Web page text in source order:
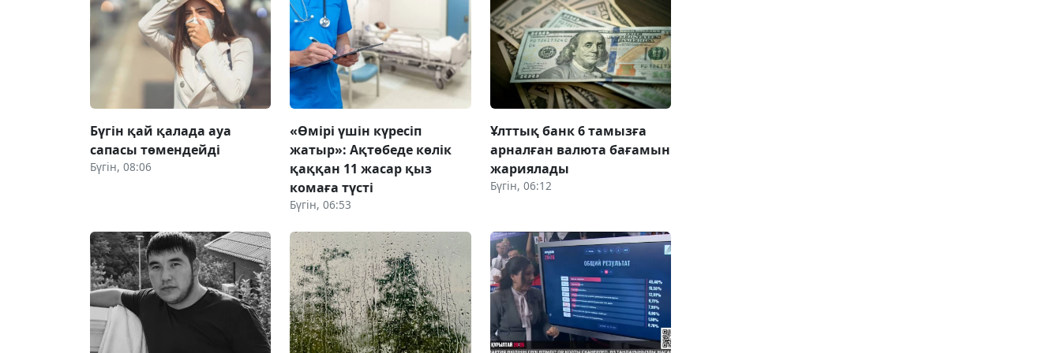
Бүгін қай қалада ауа
сапасы төмендейді
Бүгін, 08:06
«Өмірі үшін күресіп
жатыр»: Ақтөбеде көлік
қаққан 11 жасар қыз
комаға түсті
Бүгін, 06:53
Ұлттық банк 6 тамызға
арналған валюта бағамын
жариялады
Бүгін, 06:12